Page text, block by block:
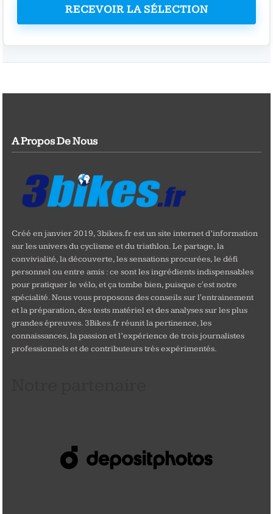
RECEVOIR LA SÉLECTION
A Propos De Nous
Créé en janvier 2019, 3bikes.fr est un site internet d’information
sur les univers du cyclisme et du triathlon. Le partage, la
convivialité, la découverte, les sensations procurées, le défi
personnel ou entre amis : ce sont les ingrédients indispensables
pour pratiquer le vélo, et ça tombe bien, puisque c'est notre
spécialité. Nous vous proposons des conseils sur l'entrainement
et la préparation, des tests matériel et des analyses sur les plus
grandes épreuves. 3Bikes.fr réunit la pertinence, les
connaissances, la passion et l’expérience de trois journalistes
professionnels et de contributeurs très expérimentés.